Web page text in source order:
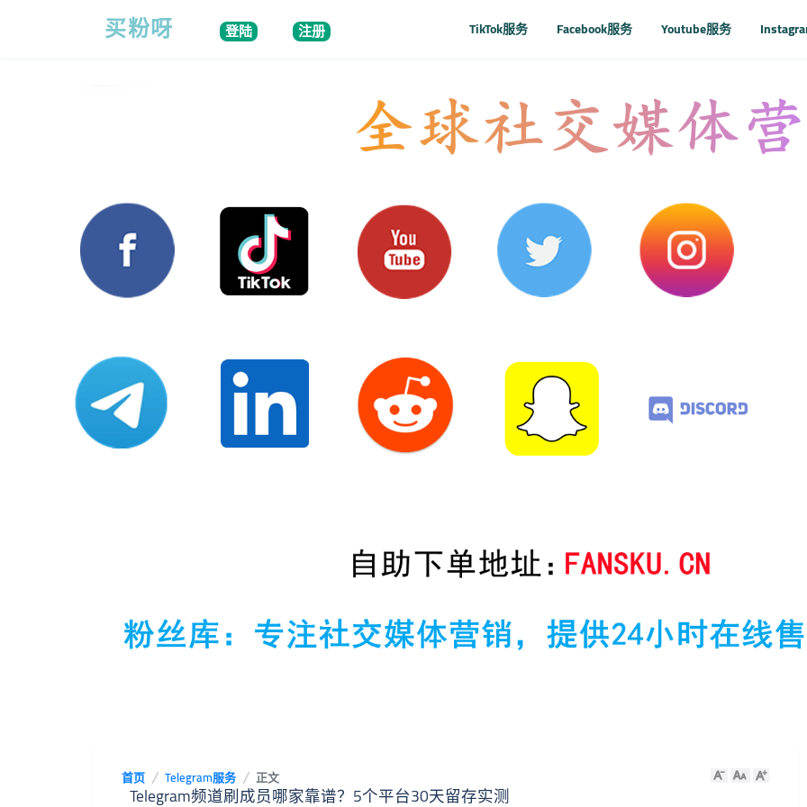
买粉呀 登陆 注册 TikTok服务 Facebook服务 Youtube服务
首页 Telegram服务 正文
Telegram频道刷成员哪家靠谱？5个平台30天留存实测